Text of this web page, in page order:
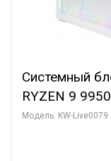
Системный
RYZEN 9
ОЗУ/ MSI
Модель: KW-Live0079